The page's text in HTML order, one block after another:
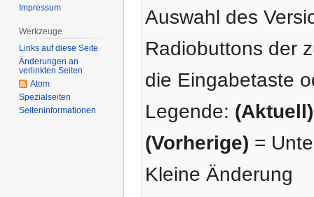
Auswahl des
Radiobuttons der
die Eingabetaste
Legende: (Aktuell)
(Vorherige) =
Kleine Änderung
Impressum
Werkzeuge
Links auf diese Seite
Änderungen an
verlinkten Seiten
Atom
Spezialseiten
Seiten­­informationen